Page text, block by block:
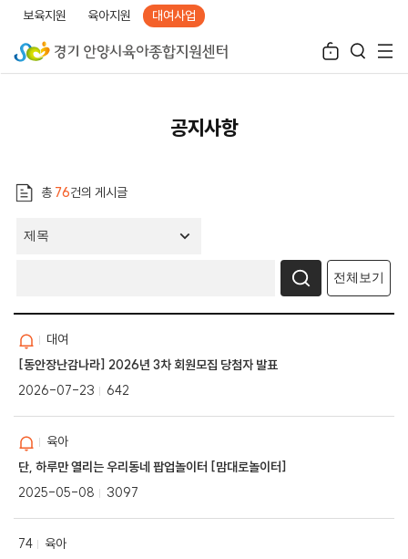
보육지원 육아지원 대여사업
공지사항
총 76건의 게시글
전체보기
대여
[동안장난감나라] 2026년 3차 회원모집 당첨자 발표
2026-07-23
642
육아
단, 하루만 열리는 우리동네 팝업놀이터 [맘대로놀이터]
2025-05-08
3097
74
육아